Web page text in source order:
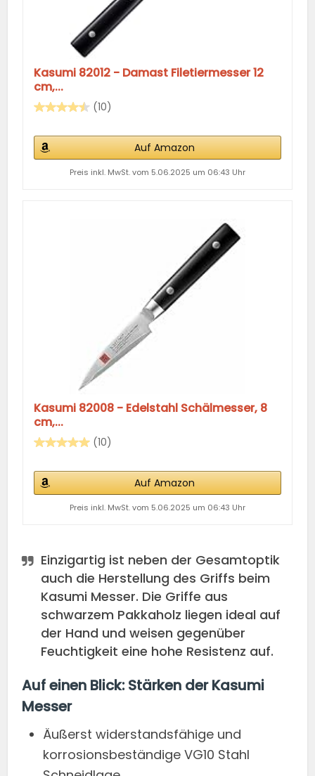
Kasumi 82012 - Damast Filetiermesser 12
cm,...
(10)
Auf Amazon
Preis inkl. MwSt. vom 5.06.2025 um 06:43 Uhr
Kasumi 82008 - Edelstahl Schälmesser, 8
cm,...
(10)
Auf Amazon
Preis inkl. MwSt. vom 5.06.2025 um 06:43 Uhr
Einzigartig ist neben der Gesamtoptik
auch die Herstellung des Griffs beim
Kasumi Messer. Die Griffe aus
schwarzem Pakkaholz liegen ideal auf
der Hand und weisen gegenüber
Feuchtigkeit eine hohe Resistenz auf.
Auf einen Blick: Stärken der Kasumi
Messer
Äußerst widerstandsfähige und
korrosionsbeständige VG10 Stahl